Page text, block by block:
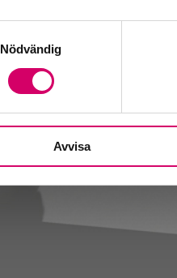
Nödvändig
Avvisa